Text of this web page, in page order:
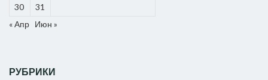
30
31
« Апр Июн »
РУБРИКИ